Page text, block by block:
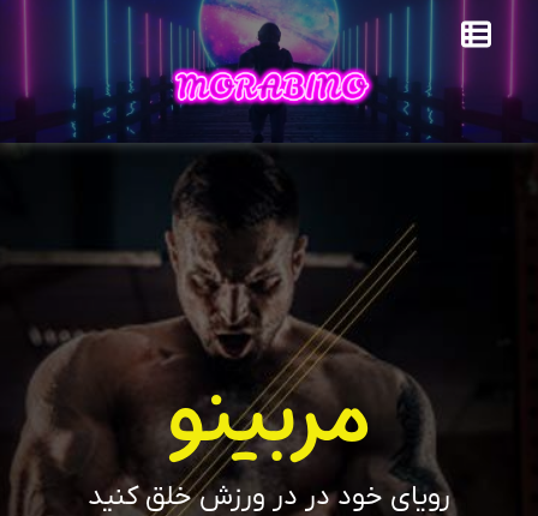
مربینو
رویای خود در در ورزش خلق کنید